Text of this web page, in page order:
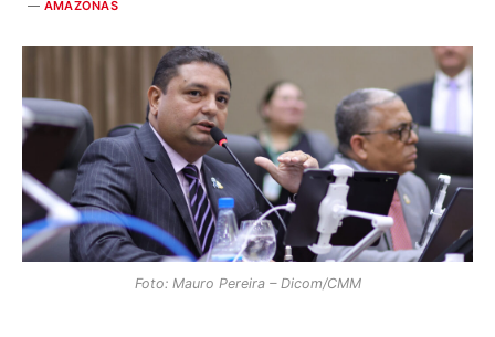
AMAZONAS
Foto: Mauro Pereira – Dicom/CMM